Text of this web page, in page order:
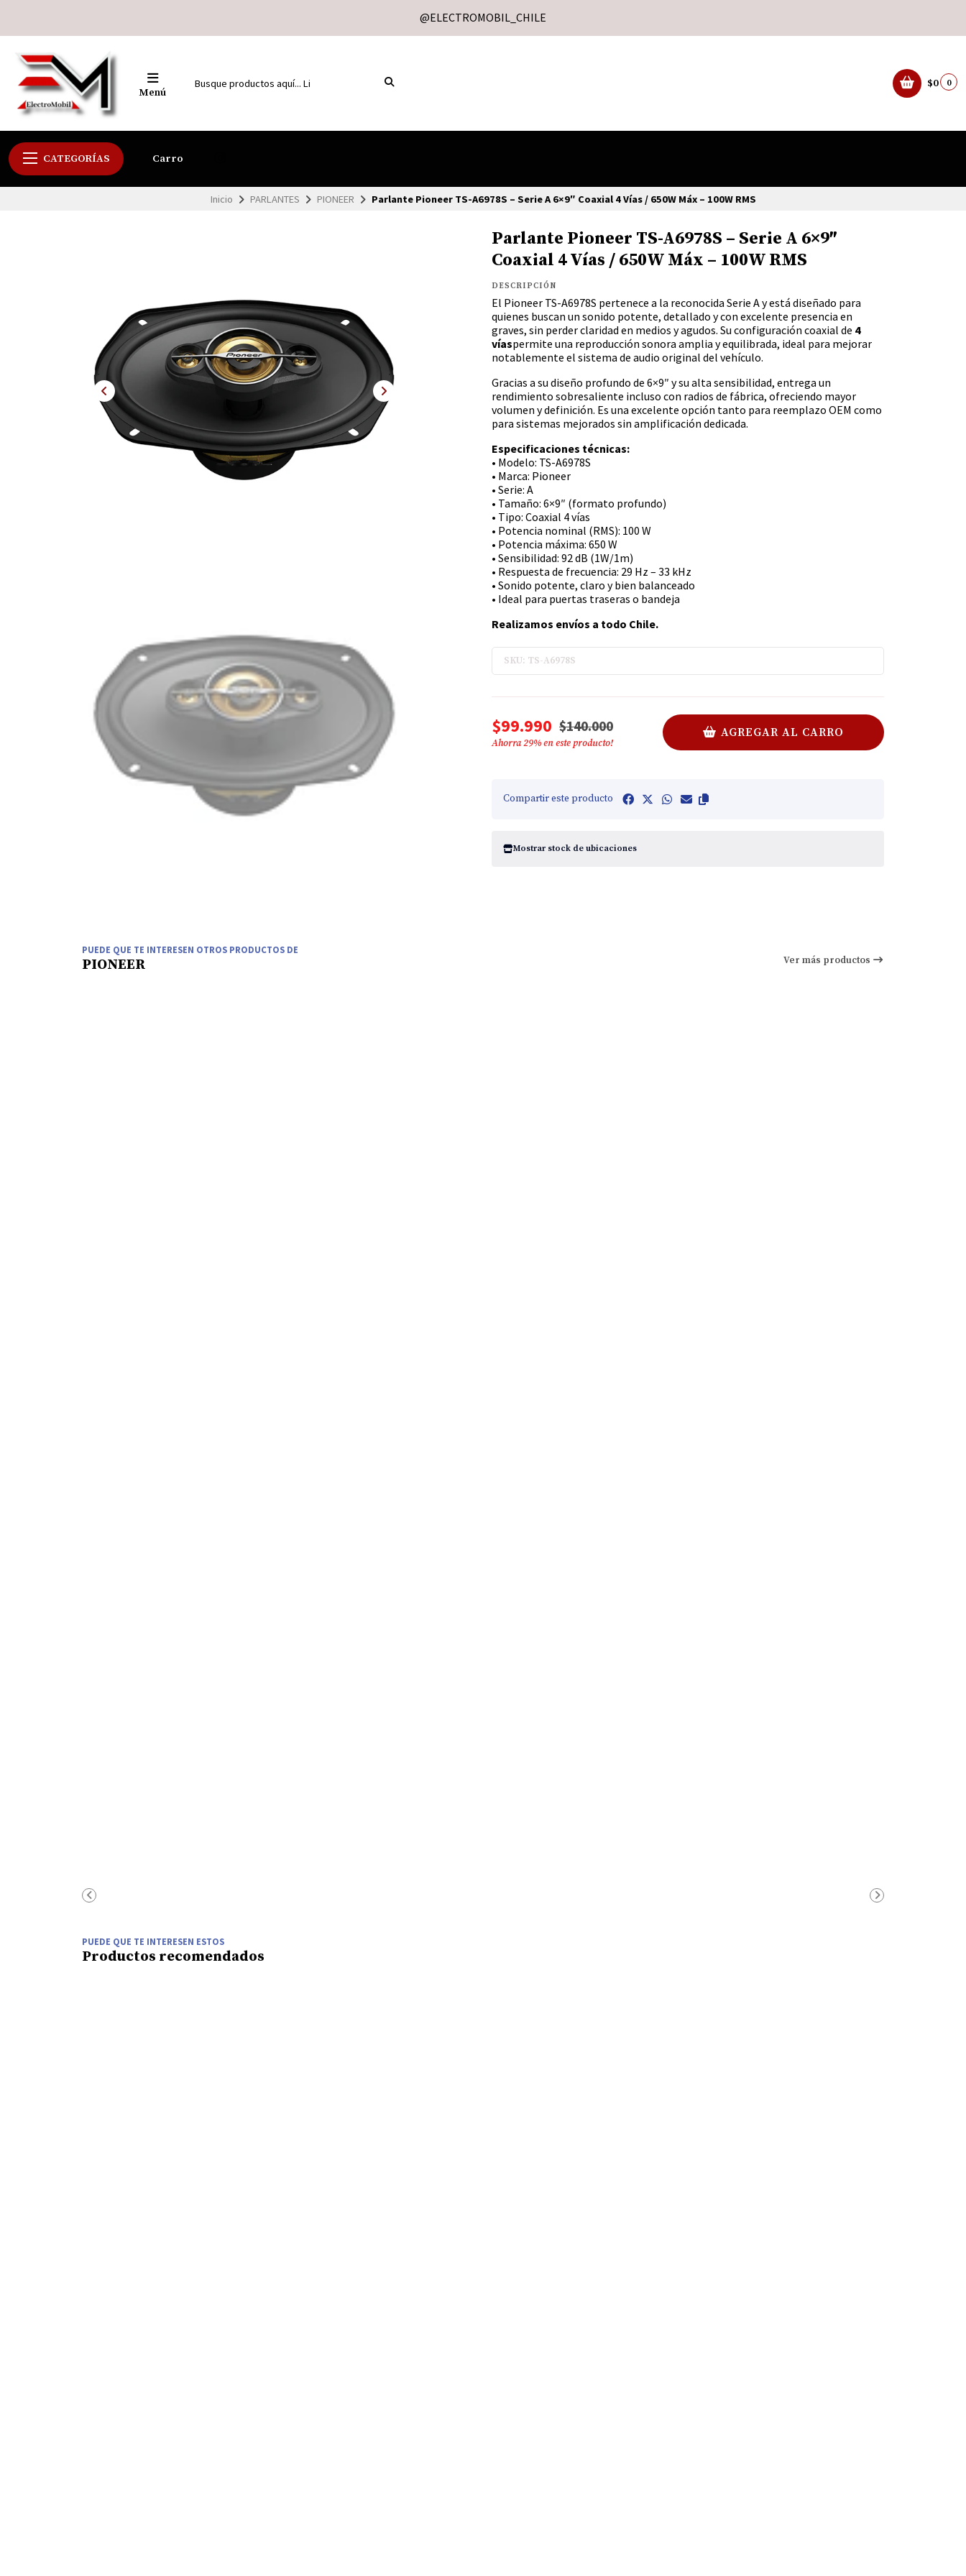
@ELECTROMOBIL_CHILE
Menú
$0 0
CATEGORÍAS Carro
Inicio PARLANTES PIONEER Parlante Pioneer TS-A6978S – Serie A 6×9″ Coaxial 4 Vías / 650W Máx – 100W RMS
Parlante Pioneer TS-A6978S – Serie A 6×9″
Coaxial 4 Vías / 650W Máx – 100W RMS
DESCRIPCIÓN
El Pioneer TS-A6978S pertenece a la reconocida Serie A y está diseñado para
quienes buscan un sonido potente, detallado y con excelente presencia en
graves, sin perder claridad en medios y agudos. Su configuración coaxial de 4
víaspermite una reproducción sonora amplia y equilibrada, ideal para mejorar
notablemente el sistema de audio original del vehículo.
Gracias a su diseño profundo de 6×9″ y su alta sensibilidad, entrega un
rendimiento sobresaliente incluso con radios de fábrica, ofreciendo mayor
volumen y definición. Es una excelente opción tanto para reemplazo OEM como
para sistemas mejorados sin amplificación dedicada.
Especificaciones técnicas:
• Modelo: TS-A6978S
• Marca: Pioneer
• Serie: A
• Tamaño: 6×9″ (formato profundo)
• Tipo: Coaxial 4 vías
• Potencia nominal (RMS): 100 W
• Potencia máxima: 650 W
• Sensibilidad: 92 dB (1W/1m)
• Respuesta de frecuencia: 29 Hz – 33 kHz
• Sonido potente, claro y bien balanceado
• Ideal para puertas traseras o bandeja
Realizamos envíos a todo Chile.
SKU: TS-A6978S
$99.990 $140.000
Ahorra29% en este producto!
AGREGAR AL CARRO
Compartir este producto
Mostrar stock de ubicaciones
PUEDE QUE TE INTERESEN OTROS PRODUCTOS DE
PIONEER Ver más productos
PUEDE QUE TE INTERESEN ESTOS
Productos recomendados